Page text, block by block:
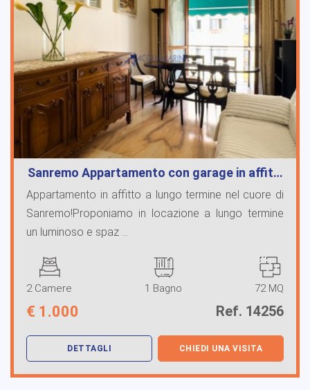
Sanremo Appartamento con garage in affit…
Appartamento in affitto a lungo termine nel cuore di
Sanremo!Proponiamo in locazione a lungo termine
un luminoso e spaz ...
2 Camere 1 Bagno 72 MQ
€ 1.000 Ref. 14256
DETTAGLI CHIEDI UNA VISITA